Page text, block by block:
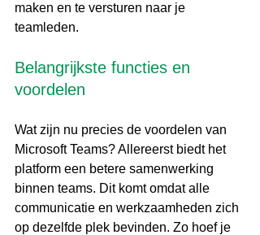
maken en te versturen naar je
teamleden.
Belangrijkste functies en
voordelen
Wat zijn nu precies de voordelen van
Microsoft Teams? Allereerst biedt het
platform een betere samenwerking
binnen teams. Dit komt omdat alle
communicatie en werkzaamheden zich
op dezelfde plek bevinden. Zo hoef je